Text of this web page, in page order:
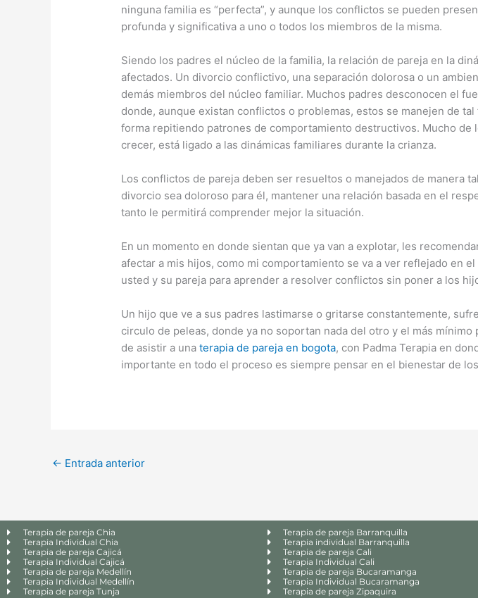
ninguna familia es “perfecta”, y aunque los conflictos se pueden
profunda y significativa a uno o todos los miembros de la misma.
Siendo los padres el núcleo de la familia, la relación de pareja en la
afectados. Un divorcio conflictivo, una separación dolorosa o un
demás miembros del núcleo familiar. Muchos padres desconocen el
donde, aunque existan conflictos o problemas, estos se manejen de
forma repitiendo patrones de comportamiento destructivos. Mucho
crecer, está ligado a las dinámicas familiares durante la crianza.
Los conflictos de pareja deben ser resueltos o manejados de manera
divorcio sea doloroso para él, mantener una relación basada en el
tanto le permitirá comprender mejor la situación.
En un momento en donde sientan que ya van a explotar, les
afectar a mis hijos, como mi comportamiento se va a ver reflejado en
usted y su pareja para aprender a resolver conflictos sin poner a los
Un hijo que ve a sus padres lastimarse o gritarse constantemente,
circulo de peleas, donde ya no soportan nada del otro y el más
de asistir a unaterapia de pareja en bogota, con Padma Terapia en
importante en todo el proceso es siempre pensar en el bienestar de
← Entrada anterior
Terapia de pareja Chia
Terapia Individual Chia
Terapia de pareja Cajicá
Terapia Individual Cajicá
Terapia de pareja Medellín
Terapia Individual Medellín
Terapia de pareja Tunja
Terapia de pareja Barranquilla
Terapia individual Barranquilla
Terapia de pareja Cali
Terapia Individual Cali
Terapia de pareja Bucaramanga
Terapia Individual Bucaramanga
Terapia de pareja Zipaquira